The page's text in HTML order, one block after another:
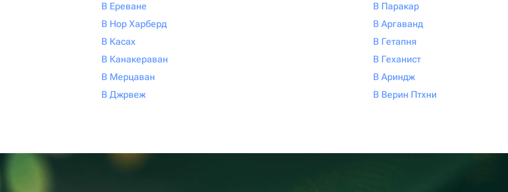
В Ереване
В Нор Харберд
В Касах
В Канакераван
В Мерцаван
В Джрвеж
В Паракар
В Аргаванд
В Гетапня
В Геханист
В Ариндж
В Верин Птхни